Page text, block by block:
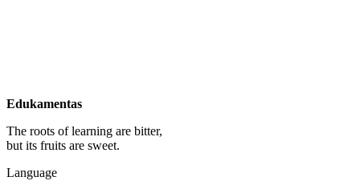
Edukamentas
The roots of learning are bitter,
but its fruits are sweet.
Language